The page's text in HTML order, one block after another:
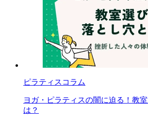
ピラティスコラム
ヨガ・ピラティスの闇に迫る！教
は？